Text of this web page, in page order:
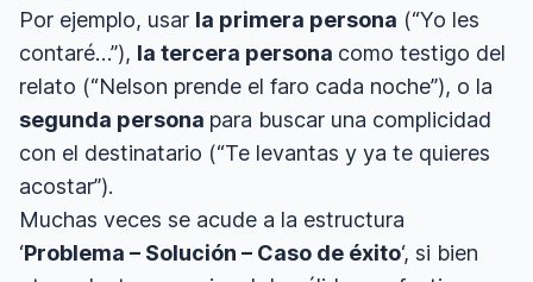
Por ejemplo, usar la primera persona (“Yo les
contaré…”), la tercera persona como testigo del
relato (“Nelson prende el faro cada noche”), o la
segunda persona para buscar una complicidad
con el destinatario (“Te levantas y ya te quieres
acostar”).
Muchas veces se acude a la estructura
‘Problema – Solución – Caso de éxito‘, si bien